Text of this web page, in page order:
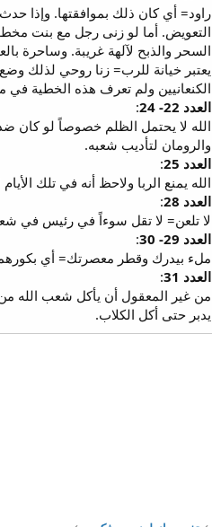
راود= أي كان ذلك بموافقتها. وإذا
السحر والذبح لآلهة غريبة. وساحرة
يعتبر خيانة للرب= زنا روحي لذلك
الكنعانيين ولم تعرف هذه الخطية في
العدد 22- 24
:
الله لا يحتمل الظلم خصوصاً لو كان
والرومان لتأديب شعبه.
العدد 25
:
الله يمنع الربا ولاحظ أنه في تلك
العدد 28
:
لا تلعن= لا تقل سوءاً في رئيس في
العدد 29- 30
:
ملء بيدرك وقطر معصرتك= أي
العدد 31
:
من غير المعقول أن يأكل شعب الله
يدبر حتى أكل الكلاب.